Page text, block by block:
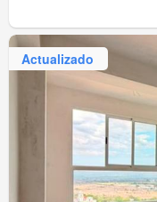
Actualizado